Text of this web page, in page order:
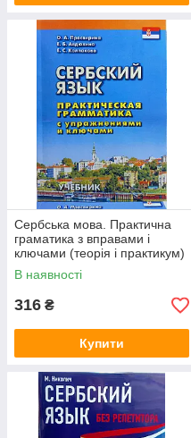
Сербська мова. Практична
граматика з вправами і
ключами (теорія і практикум)
В наявності
316 ₴
Купити